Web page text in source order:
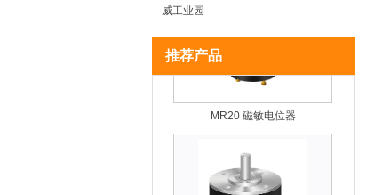
威工业园
推荐产品